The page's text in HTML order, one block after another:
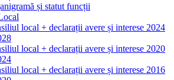
și statut funcții
local + declarații avere și interese 2024
local + declarații avere și interese 2020
local + declarații avere și interese 2016